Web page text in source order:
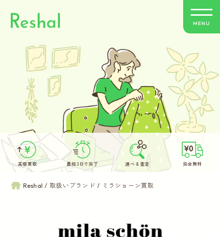
リシャールの特徴
買取方法のご案内
取扱いブランド
よくあるご質問
お客さまの声
運営会社
MENU
高価買取 最短3日で完了 選べる査定 完全無料
Reshal 取扱いブランド ミラショーン買取